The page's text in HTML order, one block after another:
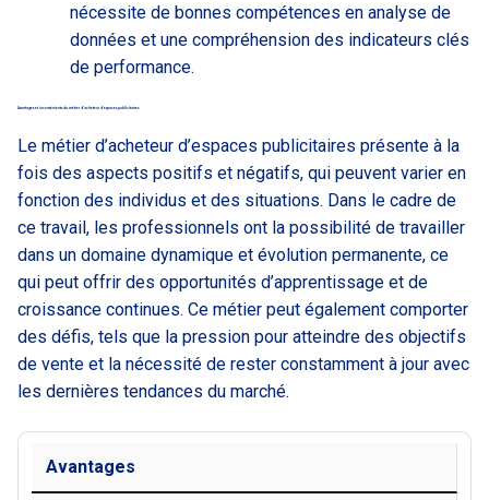
nécessite de bonnes compétences en analyse de
données et une compréhension des indicateurs clés
de performance.
Avantages et inconvénients du métier d’acheteur d’espaces publicitaires
Le métier d’acheteur d’espaces publicitaires présente à la
fois des aspects positifs et négatifs, qui peuvent varier en
fonction des individus et des situations. Dans le cadre de
ce travail, les professionnels ont la possibilité de travailler
dans un domaine dynamique et évolution permanente, ce
qui peut offrir des opportunités d’apprentissage et de
croissance continues. Ce métier peut également comporter
des défis, tels que la pression pour atteindre des objectifs
de vente et la nécessité de rester constamment à jour avec
les dernières tendances du marché.
Avantages